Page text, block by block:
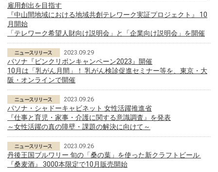
雇用創出を目指す
『中山間地域における地域共創テレワーク実証プロジェクト』 10
月開始
「テレワーク希望人財向け説明会」と「企業向け説明会」を開催
2023.09.29
パソナ『ピンクリボンキャンペーン2023』開催
10月は「乳がん月間」！ 乳がん検診促進セミナー等を、東京・大
阪・オンラインで開催
2023.09.26
パソナ・シャドーキャビネット 女性活躍推進省
『仕事と育児・家事・介護に関する意識調査』を発表
～女性活躍の真の障壁・課題の解決に向けて～
2023.09.26
丹後王国ブルワリー 旬の「桑の葉」を使った新クラフトビール
『桑麦酒』 3000本限定で10月販売開始